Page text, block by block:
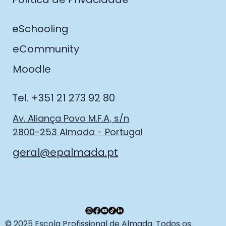
eSchooling
eCommunity
Moodle
Tel. +351 21 273 92 80
Av. Aliança Povo M.F.A, s/n
2800-253 Almada - Portugal
geral@epalmada.pt
© 2025 Escola Profissional de Almada. Todos os